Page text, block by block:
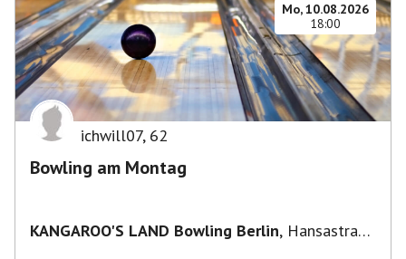
Mo, 10.08.2026
18:00
ichwill07, 62
Bowling am Montag
KANGAROO'S LAND Bowling Berlin, Hansastraße